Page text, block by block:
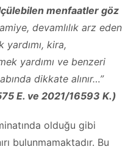
menfaatler göz
devamlılık arz eden
yardımı, kira,
yardımı ve benzeri
dikkate alınır…”
E. ve 2021/16593 K.)
olduğu gibi
bulunmamaktadır. Bu